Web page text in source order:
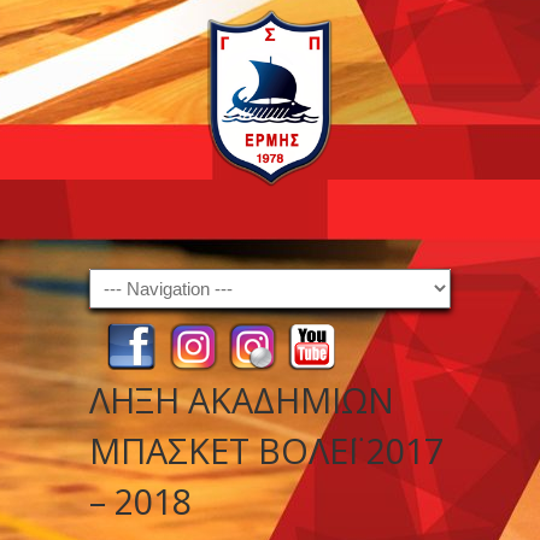
Navigation
ΛΗΞΗ ΑΚΑΔΗΜΙΩΝ
ΜΠΑΣΚΕΤ ΒΟΛΕΪ 2017
– 2018